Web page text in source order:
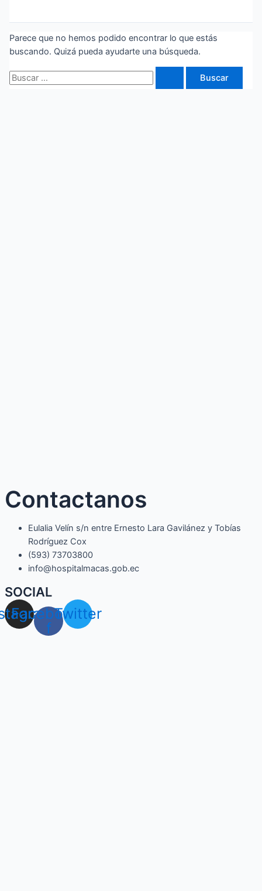
Parece que no hemos podido encontrar lo que estás
buscando. Quizá pueda ayudarte una búsqueda.
Buscar
por:
Contactanos
Eulalia Velín s/n entre Ernesto Lara Gavilánez y Tobías
Rodríguez Cox
(593) 73703800​
info@hospitalmacas.gob.ec
SOCIAL
Facebook-
f
Twitter